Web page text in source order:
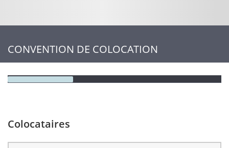
CONVENTION DE COLOCATION
Colocataires